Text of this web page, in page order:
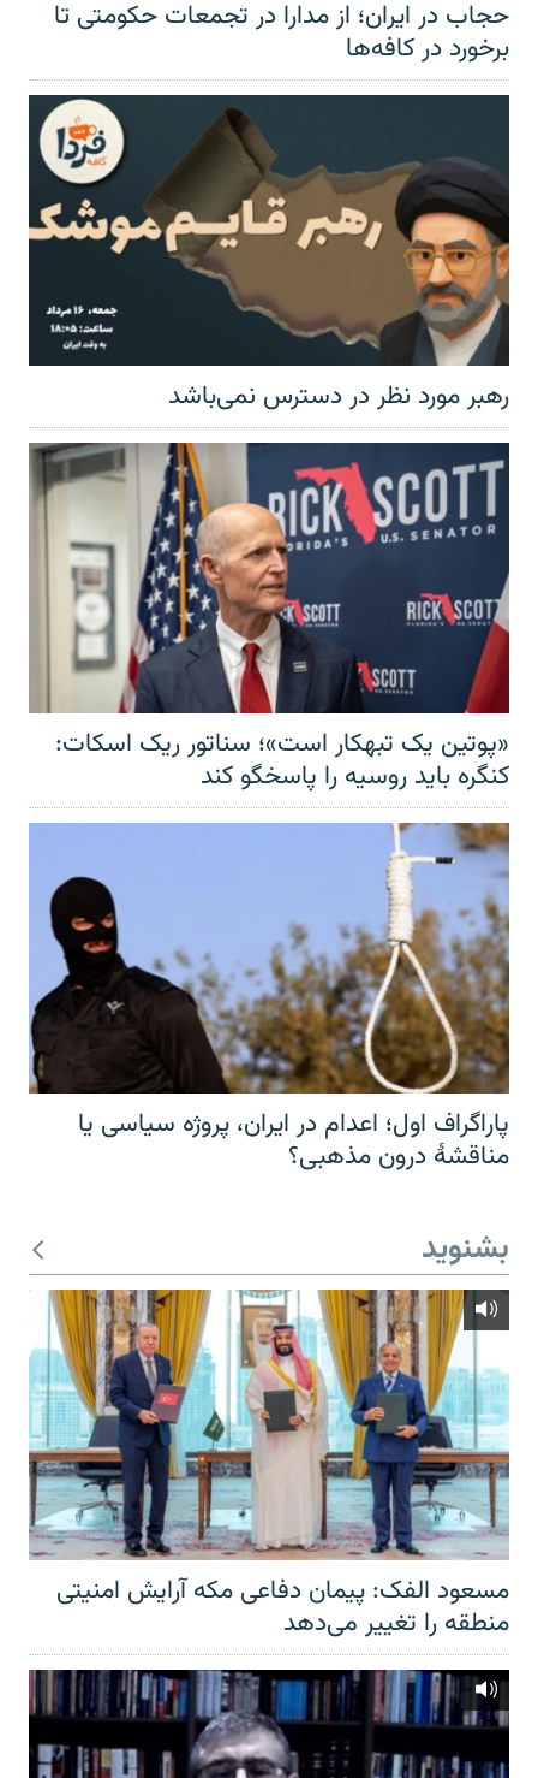
حجاب در ایران؛ از مدارا در تجمعات حکومتی تا
برخورد در کافه‌ها
رهبر مورد نظر در دسترس نمی‌باشد
«پوتین یک تبهکار است»؛ سناتور ریک اسکات:
کنگره باید روسیه را پاسخگو کند
پاراگراف اول؛ اعدام در ایران، پروژه سیاسی یا
مناقشهٔ درون مذهبی؟
بشنوید
مسعود الفک: پیمان دفاعی مکه آرایش امنیتی
منطقه را تغییر می‌دهد